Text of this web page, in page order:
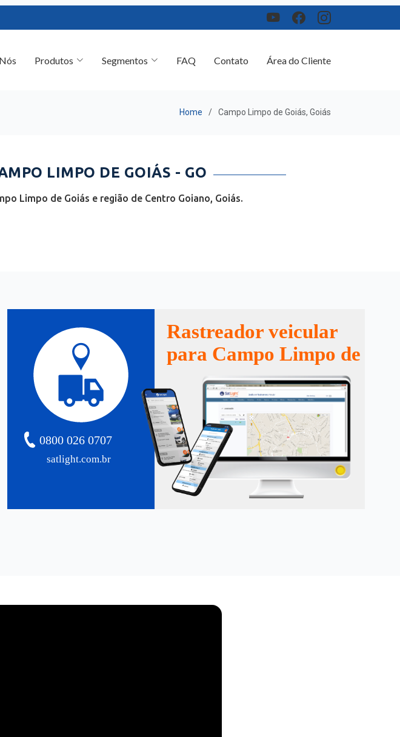
Área do Cliente
Home Campo Limpo de Goiás, Goiás
LIMPO DE GOIÁS - GO
Limpo de Goiás e região de Centro Goiano, Goiás.
satlight.com.br
0800 026 0707
Rastreador veicular
para Campo Limpo de